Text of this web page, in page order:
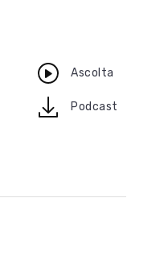
Ascolta
downloadPodcast